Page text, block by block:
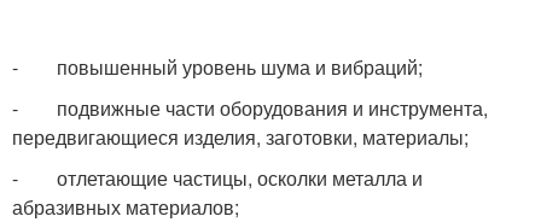
- повышенный уровень шума и вибраций;
- подвижные части оборудования и инструмента,
передвигающиеся изделия, заготовки, материалы;
- отлетающие частицы, осколки металла и
абразивных материалов;